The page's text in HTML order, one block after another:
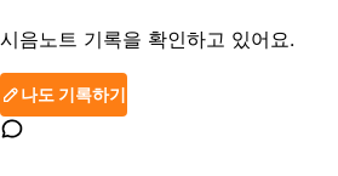
시음노트 기록을 확인하고 있어요.
나도 기록하기